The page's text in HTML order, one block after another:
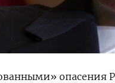
опасения